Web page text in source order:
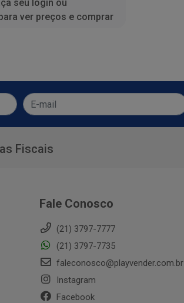
seu login ou
ver preços e comprar
Fiscais
Fale Conosco
(21) 3797-7777
(21) 3797-7735
faleconosco@playvender.com.br
Instagram
Facebook